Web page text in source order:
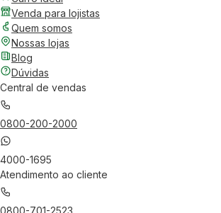
Venda para lojistas
Quem somos
Nossas lojas
Blog
Dúvidas
Central de vendas
0800-200-2000
4000-1695
Atendimento ao cliente
0800-701-2523